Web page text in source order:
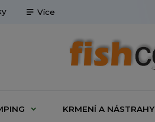
Více
KRMENÍ A NÁSTRAHY